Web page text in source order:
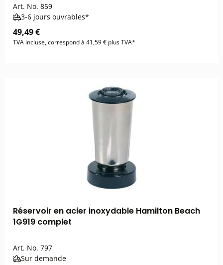
Art. No. 859
3-6 jours ouvrables*
49,49 €
TVA incluse, correspond à 41,59 € plus TVA*
Réservoir en acier inoxydable Hamilton Beach
1G919 complet
Art. No. 797
Sur demande